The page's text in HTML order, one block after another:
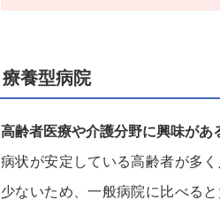
療養型病院
高齢者医療や介護分野に興味があ
病状が安定している高齢者が多
少ないため、一般病院に比べる